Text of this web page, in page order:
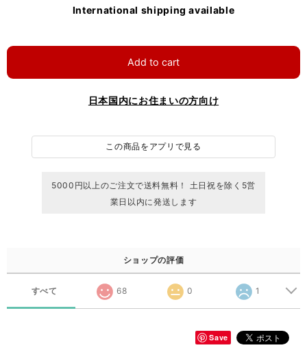
International shipping available
Add to cart
日本国内にお住まいの方向け
この商品をアプリで見る
5000円以上のご注文で送料無料！ 土日祝を除く5営
業日以内に発送します
ショップの評価
すべて 68 0 1
Save